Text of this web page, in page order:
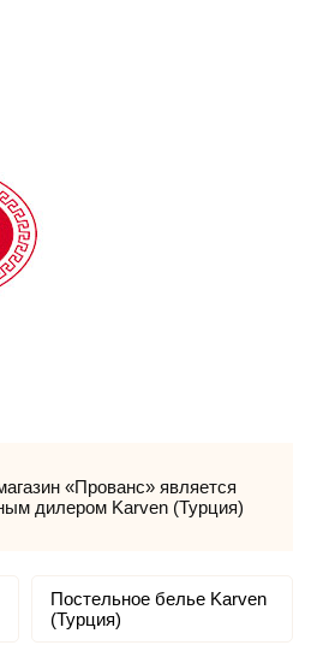
«Прованс» является
дилером Karven (Турция)
Постельное белье Karven
(Турция)